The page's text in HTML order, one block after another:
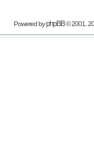
Powered byphpBB© 2001,